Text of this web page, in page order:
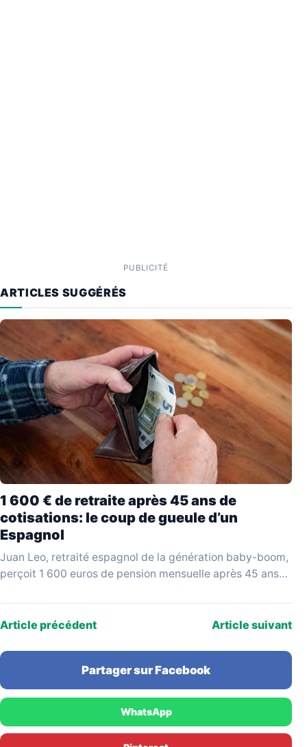
PUBLICITÉ
ARTICLES SUGGÉRÉS
1 600 € de retraite après 45 ans de
cotisations: le coup de gueule d’un
Espagnol
Juan Leo, retraité espagnol de la génération baby-boom,
perçoit 1 600 euros de pension mensuelle après 45 ans
Article précédent Article suivant
Partager sur Facebook
WhatsApp